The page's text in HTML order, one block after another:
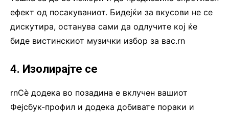
ефект од посакуваниот. Бидејќи за вкусови не се
дискутира, останува сами да одлучите кој ќе
биде вистинскиот музички избор за вас.rn
4. Изолирајте се
rnСè додека во позадина е вклучен вашиот
Фејсбук-профил и додека добивате пораки и